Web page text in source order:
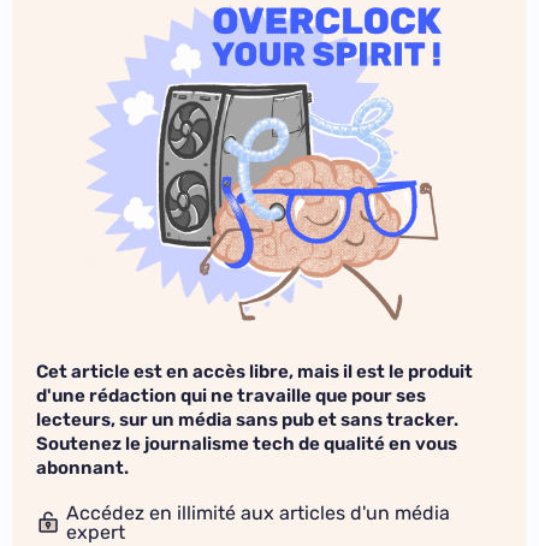
Cet article est en accès libre, mais il est le produit
d'une rédaction qui ne travaille que pour ses
lecteurs, sur un média sans pub et sans tracker.
Soutenez le journalisme tech de qualité en vous
abonnant.
Accédez en illimité aux articles d'un média
expert